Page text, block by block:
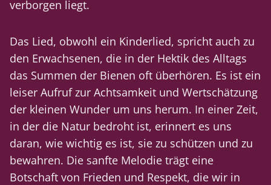
verborgen liegt.
Das Lied, obwohl ein Kinderlied, spricht auch zu
den Erwachsenen, die in der Hektik des Alltags
das Summen der Bienen oft überhören. Es ist ein
leiser Aufruf zur Achtsamkeit und Wertschätzung
der kleinen Wunder um uns herum. In einer Zeit,
in der die Natur bedroht ist, erinnert es uns
daran, wie wichtig es ist, sie zu schützen und zu
bewahren. Die sanfte Melodie trägt eine
Botschaft von Frieden und Respekt, die wir in